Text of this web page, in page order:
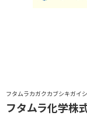
フタムラカガクカブシキガイ
フタムラ化学株